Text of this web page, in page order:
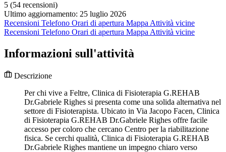
5 (54 recensioni)
Ultimo aggiornamento: 25 luglio 2026
Recensioni Telefono Orari di apertura Mappa Attività vicine
Recensioni Telefono Orari di apertura Mappa Attività vicine
Informazioni sull'attività
Descrizione
Per chi vive a Feltre, Clinica di Fisioterapia G.REHAB
Dr.Gabriele Righes si presenta come una solida alternativa nel
settore di Fisioterapista. Ubicato in Via Jacopo Facen, Clinica
di Fisioterapia G.REHAB Dr.Gabriele Righes offre facile
accesso per coloro che cercano Centro per la riabilitazione
fisica. Se cerchi qualità, Clinica di Fisioterapia G.REHAB
Dr.Gabriele Righes mantiene un impegno chiaro verso